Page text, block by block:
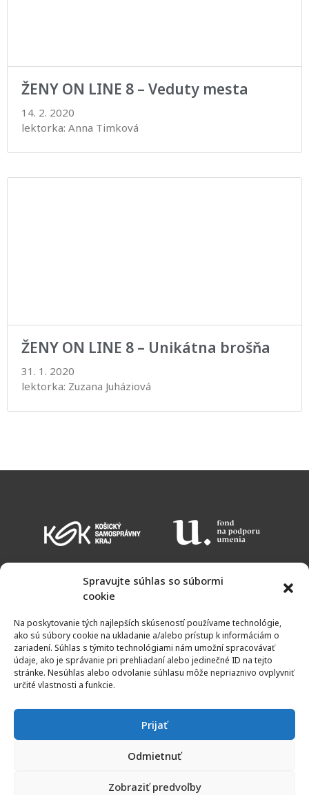
Spravujte súhlas so súbormi
cookie
Na poskytovanie tých najlepších skúseností používame technológie,
ako sú súbory cookie na ukladanie a/alebo prístup k informáciám o
zariadení. Súhlas s týmito technológiami nám umožní spracovávať
údaje, ako je správanie pri prehliadaní alebo jedinečné ID na tejto
stránke. Nesúhlas alebo odvolanie súhlasu môže nepriaznivo ovplyvniť
určité vlastnosti a funkcie.
Prijať
Odmietnuť
Zobraziť predvoľby
ŽENY ON LINE 8 – Veduty mesta
14. 2. 2020
lektorka: Anna Timková
ŽENY ON LINE 8 – Unikátna brošňa
31. 1. 2020
lektorka: Zuzana Juháziová
KALENDÁR PODUJATÍ
NEWSLETTER